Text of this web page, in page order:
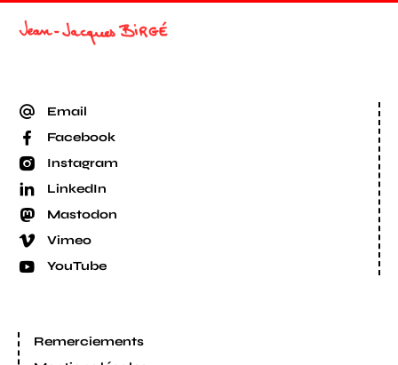
Email
Facebook
Instagram
LinkedIn
Mastodon
Vimeo
YouTube
Remerciements